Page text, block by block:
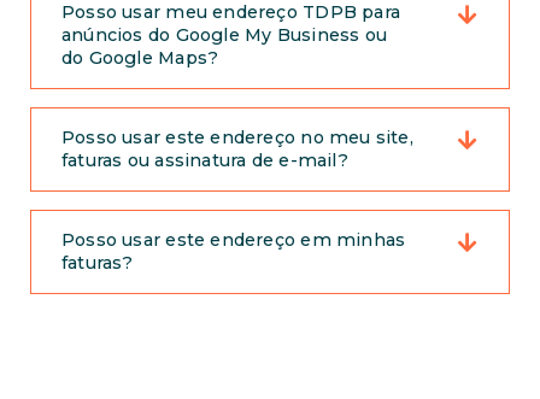
Posso usar meu endereço TDPB para
anúncios do Google My Business ou
do Google Maps?
Posso usar este endereço no meu site,
faturas ou assinatura de e-mail?
Posso usar este endereço em minhas
faturas?